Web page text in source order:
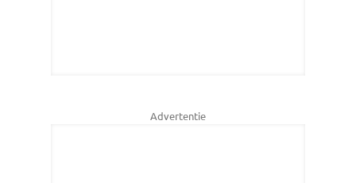
Advertentie